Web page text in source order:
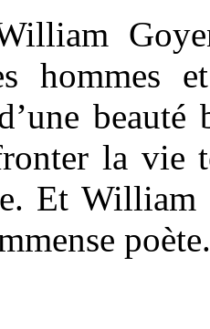
hommes
beauté
la vie
Et William
poète.